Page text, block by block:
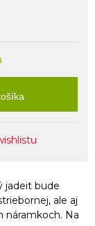
jadeit bude
ale aj
náramkoch. Na